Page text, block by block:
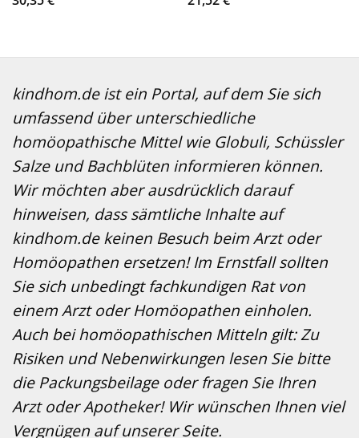
kindhom.de ist ein Portal, auf dem Sie sich
umfassend über unterschiedliche
homöopathische Mittel wie Globuli, Schüssler
Salze und Bachblüten informieren können.
Wir möchten aber ausdrücklich darauf
hinweisen, dass sämtliche Inhalte auf
kindhom.de keinen Besuch beim Arzt oder
Homöopathen ersetzen! Im Ernstfall sollten
Sie sich unbedingt fachkundigen Rat von
einem Arzt oder Homöopathen einholen.
Auch bei homöopathischen Mitteln gilt: Zu
Risiken und Nebenwirkungen lesen Sie bitte
die Packungsbeilage oder fragen Sie Ihren
Arzt oder Apotheker! Wir wünschen Ihnen viel
Vergnügen auf unserer Seite.